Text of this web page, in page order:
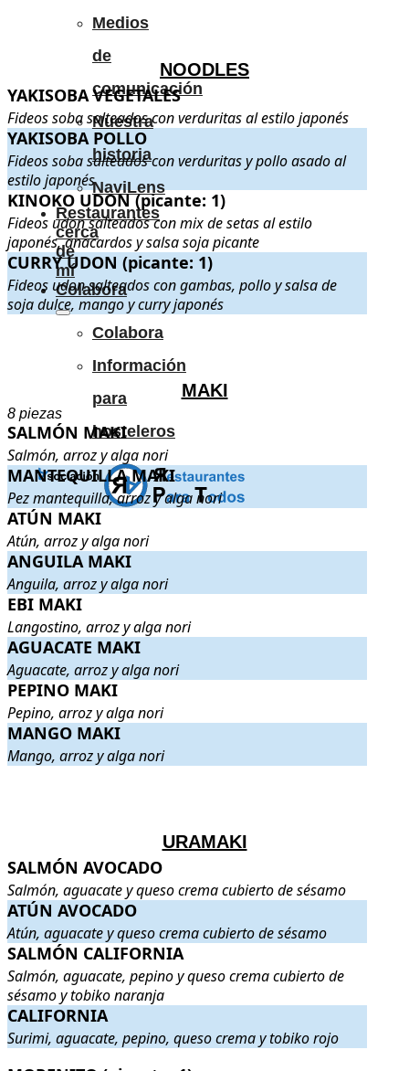
Medios
de
comunicación
Nuestra
historia
NaviLens
Restaurantes
cerca
de
mí
Colabora
Colabora
Información
para
hosteleros
NOODLES
YAKISOBA VEGETALES . Fideos soba salteados con verduritas al
YAKISOBA VEGETALES
Fideos soba salteados con verduritas al estilo japonés
YAKISOBA POLLO . Fideos soba salteados con verduritas y pollo
YAKISOBA POLLO
Fideos soba salteados con verduritas y pollo asado al
estilo japonés
KINOKO UDON (picante: 1) . Fideos udon salteados con mix de
KINOKO UDON (picante: 1)
Fideos udon salteados con mix de setas al estilo
japonés, anacardos y salsa soja picante
CURRY UDON (picante: 1) . Fideos udon salteados con gambas,
CURRY UDON (picante: 1)
Fideos udon salteados con gambas, pollo y salsa de
soja dulce, mango y curry japonés
MAKI
8 piezas
SALMÓN MAKI . Salmón, arroz y alga nori
SALMÓN MAKI
Salmón, arroz y alga nori
MANTEQUILLA MAKI . Pez mantequilla, arroz y alga nori
MANTEQUILLA MAKI
Pez mantequilla, arroz y alga nori
ATÚN MAKI . Atún, arroz y alga nori
ATÚN MAKI
Atún, arroz y alga nori
ANGUILA MAKI . Anguila, arroz y alga nori
ANGUILA MAKI
Anguila, arroz y alga nori
EBI MAKI . Langostino, arroz y alga nori
EBI MAKI
Langostino, arroz y alga nori
AGUACATE MAKI . Aguacate, arroz y alga nori
AGUACATE MAKI
Aguacate, arroz y alga nori
PEPINO MAKI . Pepino, arroz y alga nori
PEPINO MAKI
Pepino, arroz y alga nori
MANGO MAKI . Mango, arroz y alga nori
MANGO MAKI
Mango, arroz y alga nori
URAMAKI
SALMÓN AVOCADO . Salmón, aguacate y queso crema cubierto
SALMÓN AVOCADO
Salmón, aguacate y queso crema cubierto de sésamo
ATÚN AVOCADO . Atún, aguacate y queso crema cubierto de
ATÚN AVOCADO
Atún, aguacate y queso crema cubierto de sésamo
SALMÓN CALIFORNIA . Salmón, aguacate, pepino y queso
SALMÓN CALIFORNIA
Salmón, aguacate, pepino y queso crema cubierto de
sésamo y tobiko naranja
CALIFORNIA . Surimi, aguacate, pepino, queso crema y tobiko rojo
CALIFORNIA
Surimi, aguacate, pepino, queso crema y tobiko rojo